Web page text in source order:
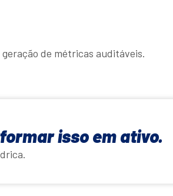
de métricas auditáveis.
isso em ativo.